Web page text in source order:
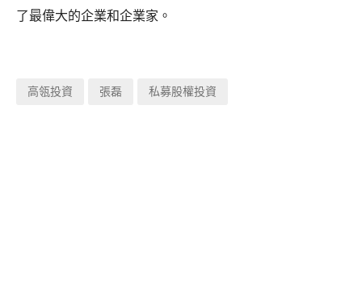
了最偉大的企業和企業家。
高瓴投資 張磊 私募股權投資